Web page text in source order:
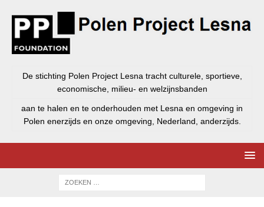
De stichting Polen Project Lesna tracht culturele, sportieve,
economische, milieu- en welzijnsbanden
aan te halen en te onderhouden met Lesna en omgeving in
Polen enerzijds en onze omgeving, Nederland, anderzijds.